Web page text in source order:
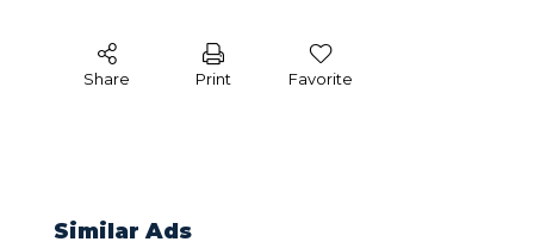
Share Print Favorite
Similar Ads